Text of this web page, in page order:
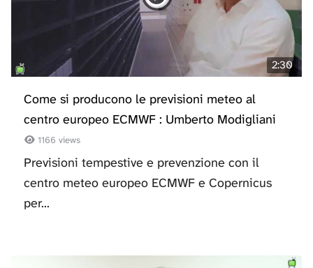
2:30
Come si producono le previsioni meteo al
centro europeo ECMWF : Umberto Modigliani
1166 views
Previsioni tempestive e prevenzione con il
centro meteo europeo ECMWF e Copernicus
per...